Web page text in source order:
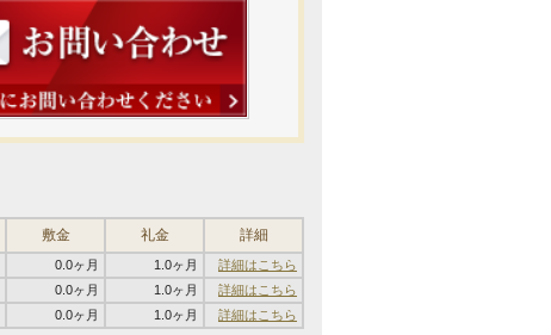
敷金 礼金 詳細
0.0ヶ月 1.0ヶ月
詳細はこちら
0.0ヶ月 1.0ヶ月
詳細はこちら
0.0ヶ月 1.0ヶ月 詳細はこちら